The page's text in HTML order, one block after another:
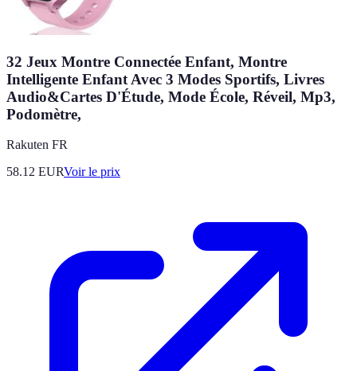
32 Jeux Montre Connectée Enfant, Montre
Intelligente Enfant Avec 3 Modes Sportifs, Livres
Audio&Cartes D'Étude, Mode École, Réveil, Mp3,
Podomètre,
Rakuten FR
58.12 EURVoir le prix